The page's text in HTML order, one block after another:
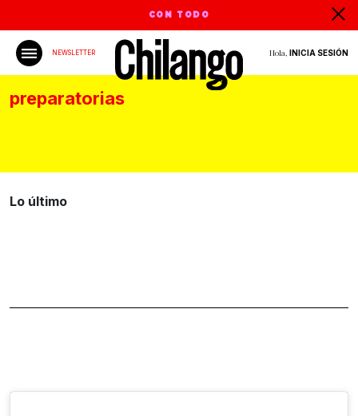
CON TODO
NEWSLETTER Hola, INICIA SESIÓN
preparatorias
Lo último